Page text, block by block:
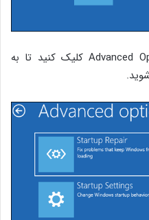
در صفحه بعدی روی گزینه Advanced Options کلیک کنید تا به